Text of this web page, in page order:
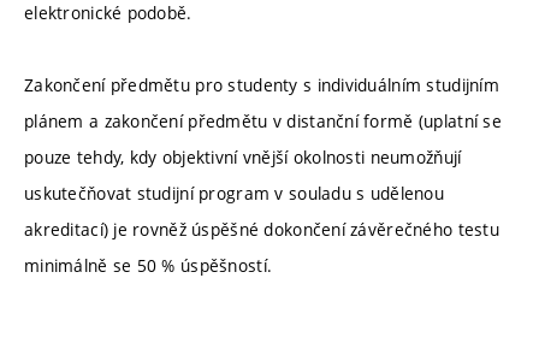
elektronické podobě.
Zakončení předmětu pro studenty s individuálním studijním
plánem a zakončení předmětu v distanční formě (uplatní se
pouze tehdy, kdy objektivní vnější okolnosti neumožňují
uskutečňovat studijní program v souladu s udělenou
akreditací) je rovněž úspěšné dokončení závěrečného testu
minimálně se 50 % úspěšností.